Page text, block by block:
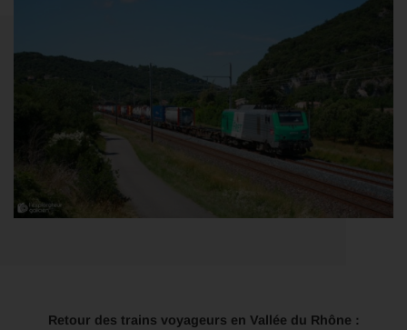
Retour des trains voyageurs en Vallée du Rhône :